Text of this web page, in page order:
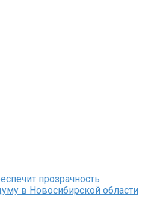
прозрачность
в Новосибирской области